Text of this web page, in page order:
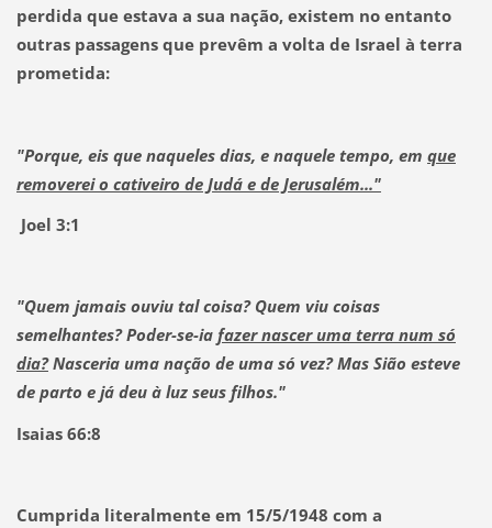
perdida que estava a sua nação, existem no entanto
outras passagens que prevêm a volta de Israel à terra
prometida:
"Porque, eis que naqueles dias, e naquele tempo, em que
removerei o cativeiro de Judá e de Jerusalém..."
Joel 3:1
"Quem jamais ouviu tal coisa? Quem viu coisas
semelhantes? Poder-se-ia fazer nascer uma terra num só
dia?Nasceria uma nação de uma só vez? Mas Sião esteve
de parto e já deu à luz seus filhos."
Isaias 66:8
Cumprida literalmente em 15/5/1948 com a